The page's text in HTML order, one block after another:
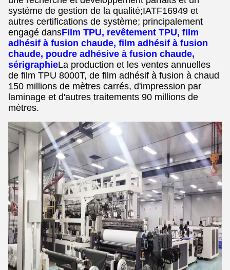
système de gestion de la qualité;IATF16949 et
autres certifications de système; principalement
engagé dansFilm TPU, revêtement TPU, film
adhésif à fusion chaude, film adhésif à fusion
chaude, poudre adhésive à fusion chaude,
sérigraphieLa production et les ventes annuelles
de film TPU 8000T, de film adhésif à fusion à chaud
150 millions de mètres carrés, d'impression par
laminage et d'autres traitements 90 millions de
mètres.